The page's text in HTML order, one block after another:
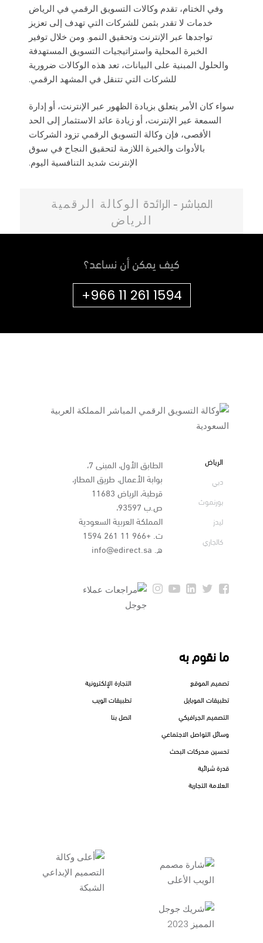
وفي الختام، تقدم وكالات التسويق الرقمي في الرياض
خدمات لا تقدر بثمن للشركات التي تهدف إلى تعزيز
تواجدها عبر الإنترنت وتحقيق النمو. ومن خلال توفير
الخبرة المحلية واستراتيجيات التسويق المستهدفة
والحلول المبنية على البيانات، تعد هذه الوكالات ضرورية
للشركات التي تتنقل في المشهد الرقمي.
سواء كان الأمر يتعلق بزيادة الظهور عبر الإنترنت، أو إدارة
السمعة عبر الإنترنت، أو زيادة عائد الاستثمار إلى الحد
الأقصى، فإن وكالة التسويق الرقمي تزود الشركات
بالأدوات والخبرة اللازمة لتحقيق النجاح في سوق
الإنترنت شديد التنافسية اليوم.
المباشر - الرائدة الوكالة الرقمية
الرياض
كيف يمكن أن نساعد؟
+966 11 261 1594
الرياض
دبي
بورنموث
ليدز
كالجاري
الطابق الأول، المبنى 7،
بوابة الأعمال، طريق المطار،
قرطبة، الرياض 11683
ص.ب 93597،
المملكة العربية السعودية
ت.+966 11 261 1594
ه. info@edirect.sa
ما نقوم به
تصميم الموقع
تطبيقات الموبايل
التصميم الجرافيكي
وسائل التواصل الاجتماعي
تحسين محركات البحث
قدرة شرائية
العلامة التجارية
التجارة الإلكترونية
تطبيقات الويب
اتصل بنا